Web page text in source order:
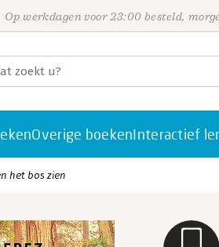
Op werkdagen voor 23:00 besteld,
Overige boekenInteractief
het bos zien